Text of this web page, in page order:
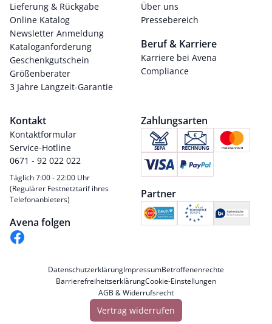
Lieferung & Rückgabe
Online Katalog
Newsletter Anmeldung
Kataloganforderung
Geschenkgutschein
Größenberater
3 Jahre Langzeit-Garantie
Über uns
Pressebereich
Beruf & Karriere
Karriere bei Avena
Compliance
Kontakt
Kontaktformular
Service-Hotline
0671 - 92 022 022
Täglich 7:00 - 22:00 Uhr
(Regulärer Festnetztarif ihres
Telefonanbieters)
Avena folgen
Zahlungsarten
Partner
DatenschutzerklärungImpressumBetroffenenrechte
BarrierefreiheitserklärungCookie-Einstellungen
AGB & Widerrufsrecht
Vertrag widerrufen